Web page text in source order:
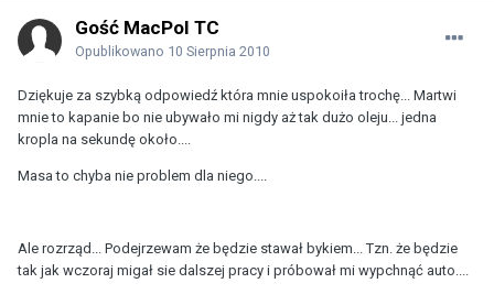
Gość MacPol TC
Opublikowano 10 Sierpnia 2010
Dziękuje za szybką odpowiedź która mnie uspokoiła trochę... Martwi
mnie to kapanie bo nie ubywało mi nigdy aż tak dużo oleju... jedna
kropla na sekundę około....
Masa to chyba nie problem dla niego....
Ale rozrząd... Podejrzewam że będzie stawał bykiem... Tzn. że będzie
tak jak wczoraj migał sie dalszej pracy i próbował mi wypchnąć auto....